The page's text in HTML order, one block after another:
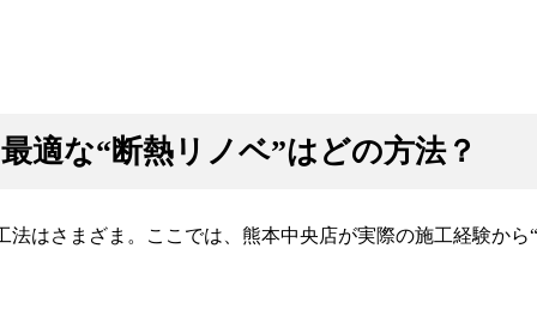
適な“断熱リノベ”はどの方法？
法はさまざま。ここでは、熊本中央店が実際の施工経験から